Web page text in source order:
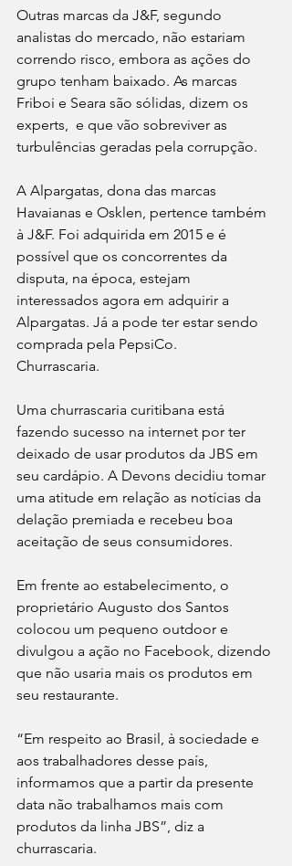
Outras marcas da J&F, segundo
analistas do mercado, não estariam
correndo risco, embora as ações do
grupo tenham baixado. As marcas
Friboi e Seara são sólidas, dizem os
experts,  e que vão sobreviver as
turbulências geradas pela corrupção.
A Alpargatas, dona das marcas
Havaianas e Osklen, pertence também
à J&F. Foi adquirida em 2015 e é
possível que os concorrentes da
disputa, na época, estejam
interessados agora em adquirir a
Alpargatas. Já a pode ter estar sendo
comprada pela PepsiCo.
Churrascaria.
Uma churrascaria curitibana está
fazendo sucesso na internet por ter
deixado de usar produtos da JBS em
seu cardápio. A Devons decidiu tomar
uma atitude em relação as notícias da
delação premiada e recebeu boa
aceitação de seus consumidores.
Em frente ao estabelecimento, o
proprietário Augusto dos Santos
colocou um pequeno outdoor e
divulgou a ação no Facebook, dizendo
que não usaria mais os produtos em
seu restaurante.
“Em respeito ao Brasil, à sociedade e
aos trabalhadores desse país,
informamos que a partir da presente
data não trabalhamos mais com
produtos da linha JBS”, diz a
churrascaria.